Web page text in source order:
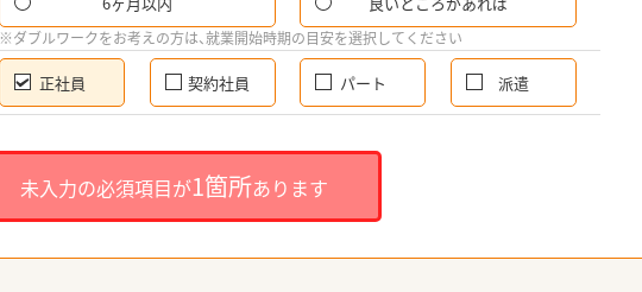
※ダブルワークをお考えの方は、就業開始時期の目安を選択してください
正社員 契約社員 パート 派遣
未入力の必須項目が1箇所あります